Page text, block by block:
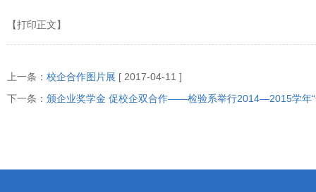
【打印正文】
上一条： 校企合作图片展 [ 2017-04-11 ]
下一条： 颁企业奖学金 促校企双合作——检验系举行2014—2015学年“